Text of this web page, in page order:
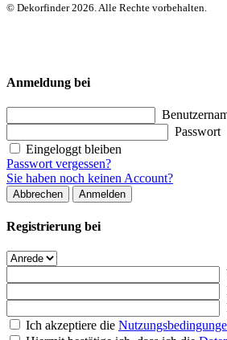
© Dekorfinder 2026. Alle Rechte vorbehalten.
Anmeldung bei
Passwort
Eingeloggt bleiben
Passwort vergessen?
Sie haben noch keinen Account?
Abbrechen Anmelden
Registrierung bei
Ich akzeptiere die